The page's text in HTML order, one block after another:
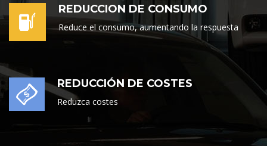
REDUCCION DE CONSUMO
Reduce el consumo, aumentando la respuesta
REDUCCIÓN DE COSTES
Reduzca costes